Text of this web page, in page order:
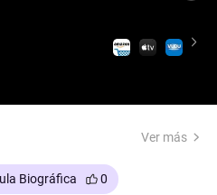
todo en aras de revelar
Ver más
Biográfica 0